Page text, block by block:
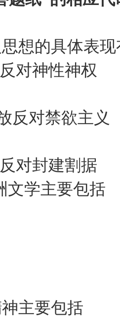
想的具体表现
，反对神
放反对禁
对封建割据
文学主要包括
学 B.
文学 D.
主要包括